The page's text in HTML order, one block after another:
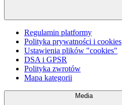
Regulamin platformy
Polityka prywatności i cookies
Ustawienia plików "cookies"
DSA i GPSR
Polityka zwrotów
Mapa kategorii
Media